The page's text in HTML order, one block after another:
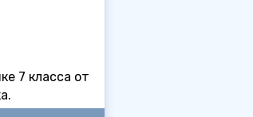
7 класса от